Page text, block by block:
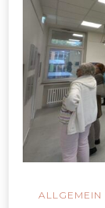
ALLGEMEIN